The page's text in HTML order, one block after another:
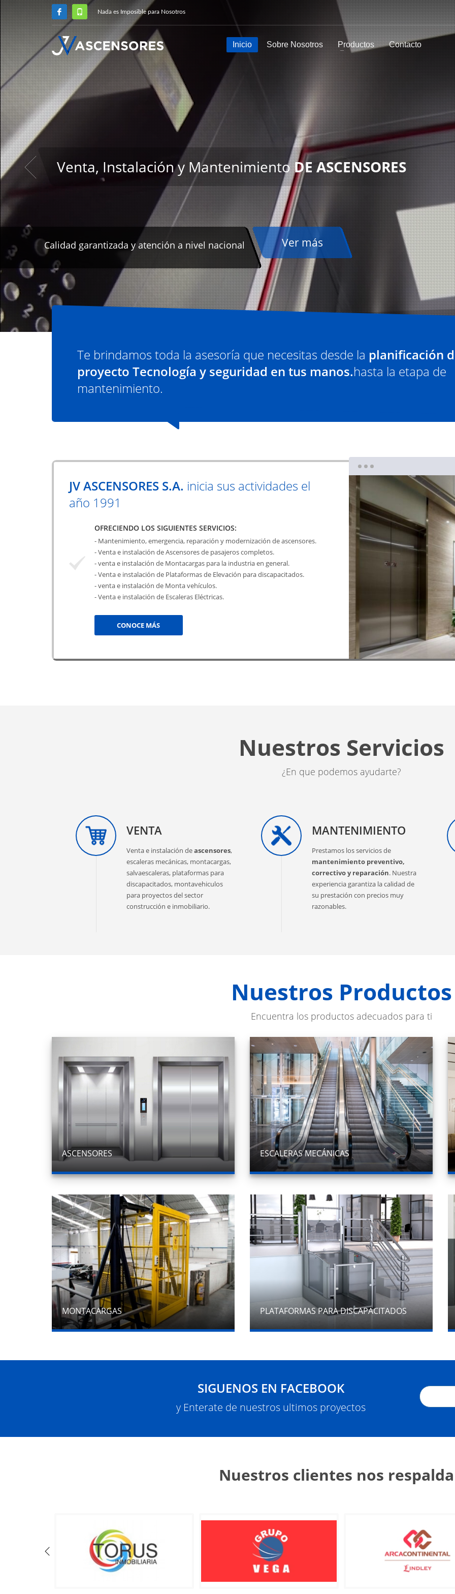
Nada es Imposible para Nosotros
Inicio Sobre Nosotros Productos Contacto
Te brindamos toda la asesoría que necesitas desde la planificación
proyecto Tecnología y seguridad en tus manos.hasta la etapa de
mantenimiento.
JV ASCENSORES S.A. inicia sus actividades el
año 1991
OFRECIENDO LOS SIGUIENTES SERVICIOS:
- Mantenimiento, emergencia, reparación y modernización de ascensores.
- Venta e instalación de Ascensores de pasajeros completos.
- venta e instalación de Montacargas para la industria en general.
- Venta e instalación de Plataformas de Elevación para discapacitados.
- venta e instalación de Monta vehículos.
- Venta e instalación de Escaleras Eléctricas.
CONOCE MÁS
Nuestros Servicios
¿En que podemos ayudarte?
VENTA
Venta e instalación deascensores,
escaleras mecánicas, montacargas,
salvaescaleras, plataformas para
discapacitados, montavehiculos
para proyectos del sector
construcción e inmobiliario.
MANTENIMIENTO
Prestamos los servicios de
mantenimiento preventivo,
correctivo y reparación. Nuestra
experiencia garantiza la calidad de
su prestación con precios muy
razonables.
Nuestros Productos
Encuentra los productos adecuados para ti
ASCENSORES ESCALERAS MECÁNICAS
MONTACARGAS PLATAFORMAS PARA DISCAPACITADOS
SIGUENOS EN FACEBOOK
y Enterate de nuestros ultimos proyectos
Nuestros clientes nos